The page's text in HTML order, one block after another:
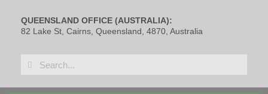
QUEENSLAND OFFICE (AUSTRALIA):
82 Lake St, Cairns, Queensland, 4870, Australia